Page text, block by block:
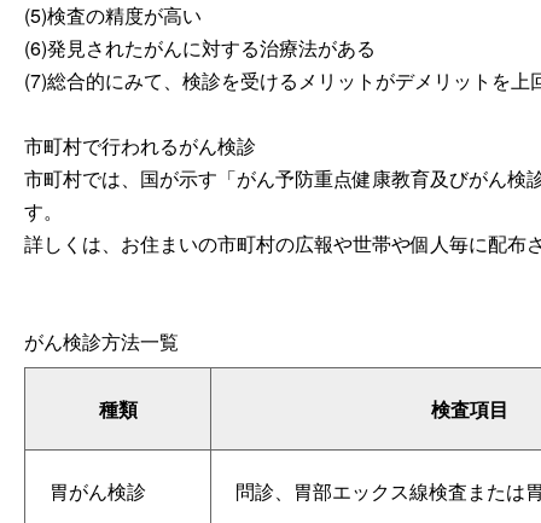
(5)検査の精度が高い
(6)発見されたがんに対する治療法がある
(7)総合的にみて、検診を受けるメリットがデメリットを上
市町村で行われるがん検診
市町村では、国が示す「がん予防重点健康教育及びがん
す。
詳しくは、お住まいの市町村の広報や世帯や個人毎に配布
がん検診方法一覧
種類 検査項目
胃がん検診 問診、胃部エックス線検査または